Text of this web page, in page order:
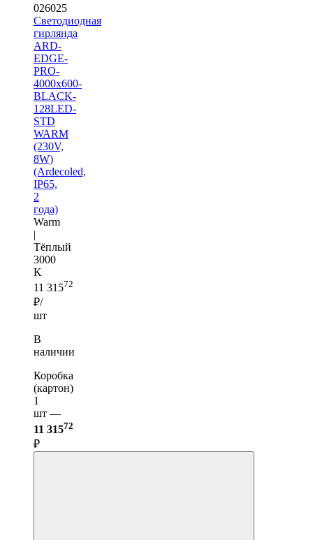
026025
Светодиодная
гирлянда
ARD-
EDGE-
PRO-
4000x600-
BLACK-
128LED-
STD
WARM
(230V,
8W)
(Ardecoled,
IP65,
2
года)
Warm
|
Тёплый
3000
K
11 31572
₽/
шт
В
наличии
Коробка
(картон)
1
шт —
11 31572
₽